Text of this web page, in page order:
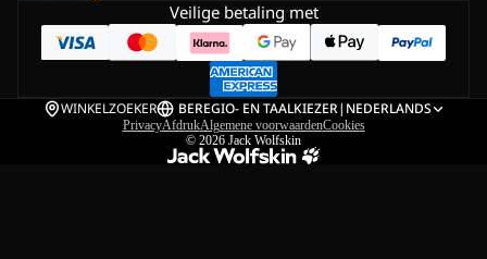
Veilige betaling met
WINKELZOEKER BEREGIO- EN TAALKIEZER| NEDERLANDS
PrivacyAfdrukAlgemene voorwaardenCookies
© 2026 Jack Wolfskin